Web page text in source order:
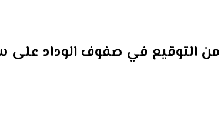
التوقيع في صفوف الوداد على